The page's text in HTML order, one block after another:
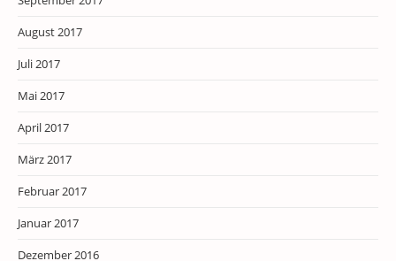
August 2017
Juli 2017
Mai 2017
April 2017
März 2017
Februar 2017
Januar 2017
Dezember 2016